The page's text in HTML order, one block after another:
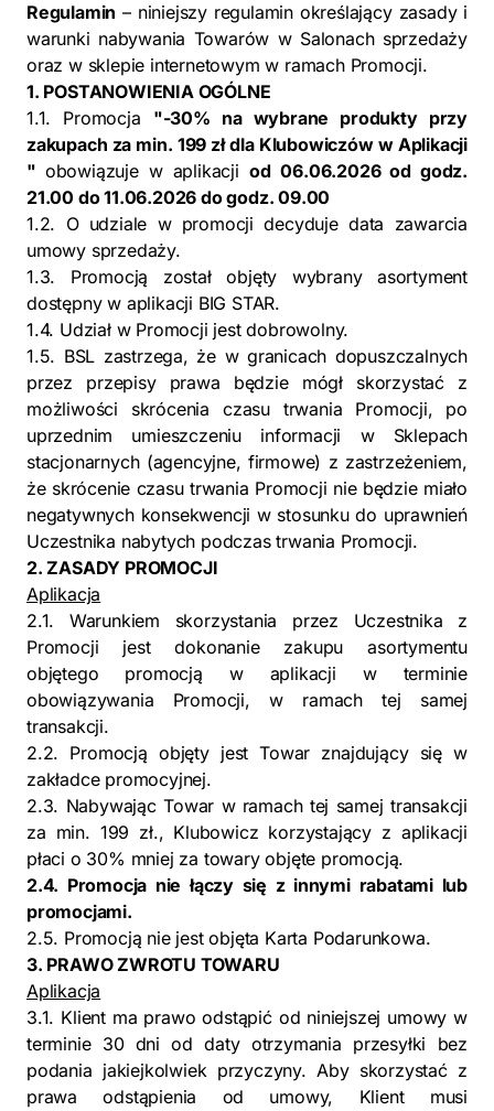
Regulamin – niniejszy regulamin określający zasady i
warunki nabywania Towarów w Salonach sprzedaży
oraz w sklepie internetowym w ramach Promocji.
1. POSTANOWIENIA OGÓLNE
1.1. Promocja "-30% na wybrane produkty przy
zakupach za min. 199 zł dla Klubowiczów w Aplikacji
" obowiązuje w aplikacji od 06.06.2026 od godz.
21.00 do 11.06.2026 do godz. 09.00
1.2. O udziale w promocji decyduje data zawarcia
umowy sprzedaży.
1.3. Promocją został objęty wybrany asortyment
dostępny w aplikacji BIG STAR.
1.4. Udział w Promocji jest dobrowolny.
1.5. BSL zastrzega, że w granicach dopuszczalnych
przez przepisy prawa będzie mógł skorzystać z
możliwości skrócenia czasu trwania Promocji, po
uprzednim umieszczeniu informacji w Sklepach
stacjonarnych (agencyjne, firmowe) z zastrzeżeniem,
że skrócenie czasu trwania Promocji nie będzie miało
negatywnych konsekwencji w stosunku do uprawnień
Uczestnika nabytych podczas trwania Promocji.
2. ZASADY PROMOCJI
Aplikacja
2.1. Warunkiem skorzystania przez Uczestnika z
Promocji jest dokonanie zakupu asortymentu
objętego promocją w aplikacji w terminie
obowiązywania Promocji, w ramach tej samej
transakcji.
2.2. Promocją objęty jest Towar znajdujący się w
zakładce promocyjnej.
2.3. Nabywając Towar w ramach tej samej transakcji
za min. 199 zł., Klubowicz korzystający z aplikacji
płaci o 30% mniej za towary objęte promocją.
2.4. Promocja nie łączy się z innymi rabatami lub
promocjami.
2.5. Promocją nie jest objęta Karta Podarunkowa.
3. PRAWO ZWROTU TOWARU
Aplikacja
3.1. Klient ma prawo odstąpić od niniejszej umowy w
terminie 30 dni od daty otrzymania przesyłki bez
podania jakiejkolwiek przyczyny. Aby skorzystać z
prawa odstąpienia od umowy, Klient musi